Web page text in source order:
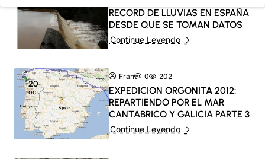
RECORD DE LLUVIAS EN ESPAÑA
DESDE QUE SE TOMAN DATOS
Continue Leyendo
20
oct
Fran 0 202
EXPEDICION ORGONITA 2012:
REPARTIENDO POR EL MAR
CANTABRICO Y GALICIA PARTE 3
Continue Leyendo